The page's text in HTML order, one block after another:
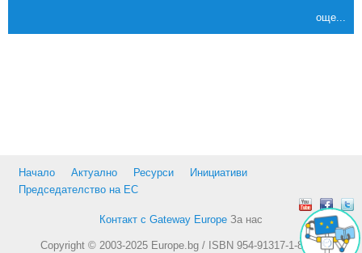
още...
Начало Актуално Ресурси
Инициативи
Председателство на ЕС
Контакт с Gateway Europe За нас
Copyright © 2003-2025 Europe.bg / ISBN 954-91317-1-8